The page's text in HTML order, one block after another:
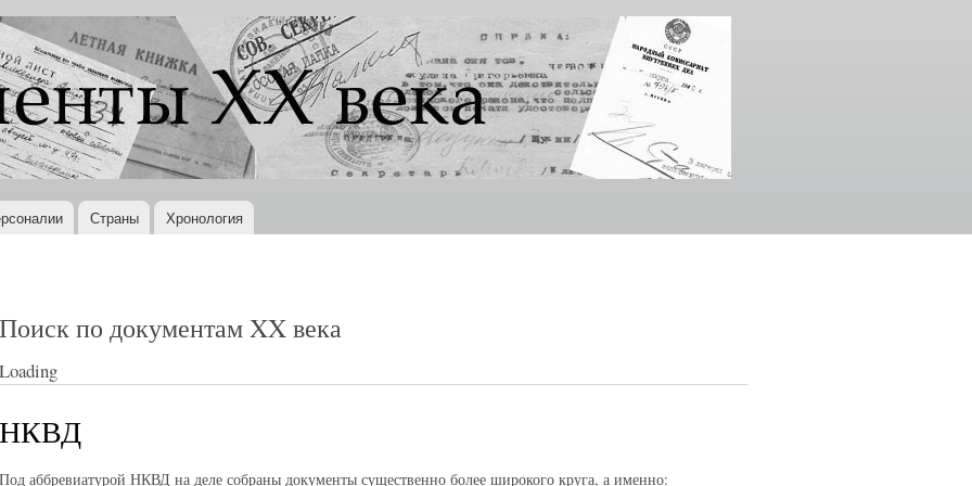
Перейти к
основному
содержанию
Страны Хронология
Поиск по документам XX века
Loading
НКВД
Под аббревиатурой НКВД на деле собраны документы существенно более широкого круга, а именно: